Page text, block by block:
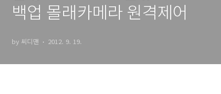
백업 몰래카메라 원격제어
by 씨디맨 2012. 9. 19.